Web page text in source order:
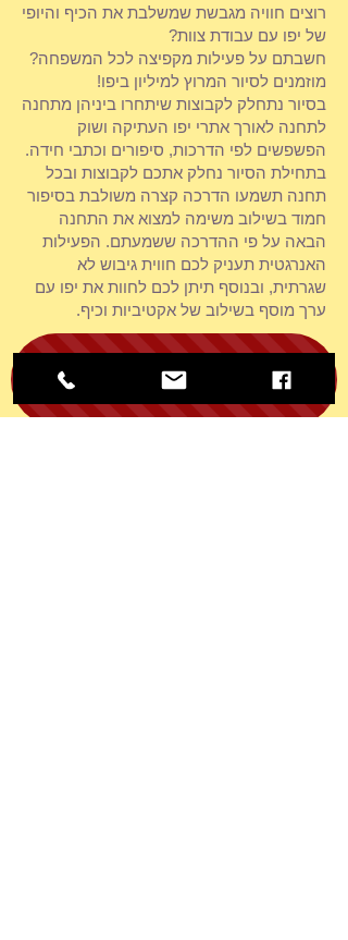
רוצים חוויה מגבשת שמשלבת את הכיף והיופי
של יפו עם עבודת צוות?
חשבתם על פעילות מקפיצה לכל המשפחה?
מוזמנים לסיור המרוץ למיליון ביפו!
​בסיור נתחלק לקבוצות שיתחרו ביניהן מתחנה
לתחנה לאורך אתרי יפו העתיקה ושוק
הפשפשים לפי הדרכות, סיפורים וכתבי חידה.
בתחילת הסיור נחלק אתכם לקבוצות ובכל
תחנה תשמעו הדרכה קצרה משולבת בסיפור
חמוד בשילוב משימה למצוא את התחנה
הבאה על פי ההדרכה ששמעתם. הפעילות
האנרגטית תעניק לכם חווית גיבוש לא
שגרתית, ובנוסף תיתן לכם לחוות את יפו עם
ערך מוסף בשילוב של אקטיביות וכיף.
להזמנת הפעילות